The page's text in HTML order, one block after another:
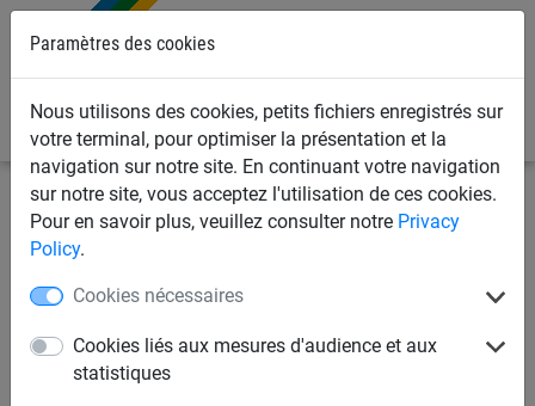
Paramètres des cookies
Nous utilisons des cookies, petits fichiers enregistrés sur
votre terminal, pour optimiser la présentation et la
navigation sur notre site. En continuant votre navigation
sur notre site, vous acceptez l'utilisation de ces cookies.
Pour en savoir plus, veuillez consulter notre Privacy
Policy.
Cookies nécessaires
Cookies liés aux mesures d'audience et aux
statistiques
Filets de sports Volleyball
Filets de volleyball
compétition
Filet de compétition